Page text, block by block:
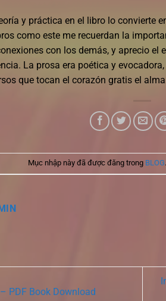
y práctica en el libro lo convierte
como este me recuerdan la
con los demás, y aprecio el
La prosa era poética y
que tocan el corazón gratis el
Mục nhập này đã được đăng trong BLOG
PDF Book Download